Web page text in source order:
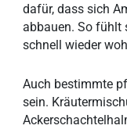
dafür, dass sich
abbauen. So fühlt
schnell wieder
Auch bestimmte
sein.